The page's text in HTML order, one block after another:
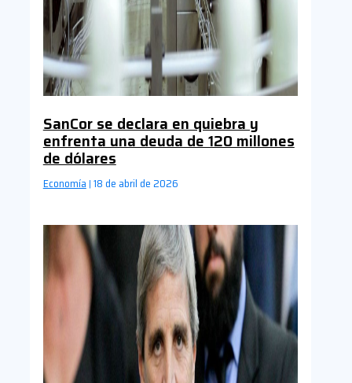
SanCor se declara en quiebra y
enfrenta una deuda de 120 millones
de dólares
Economía | 18 de abril de 2026